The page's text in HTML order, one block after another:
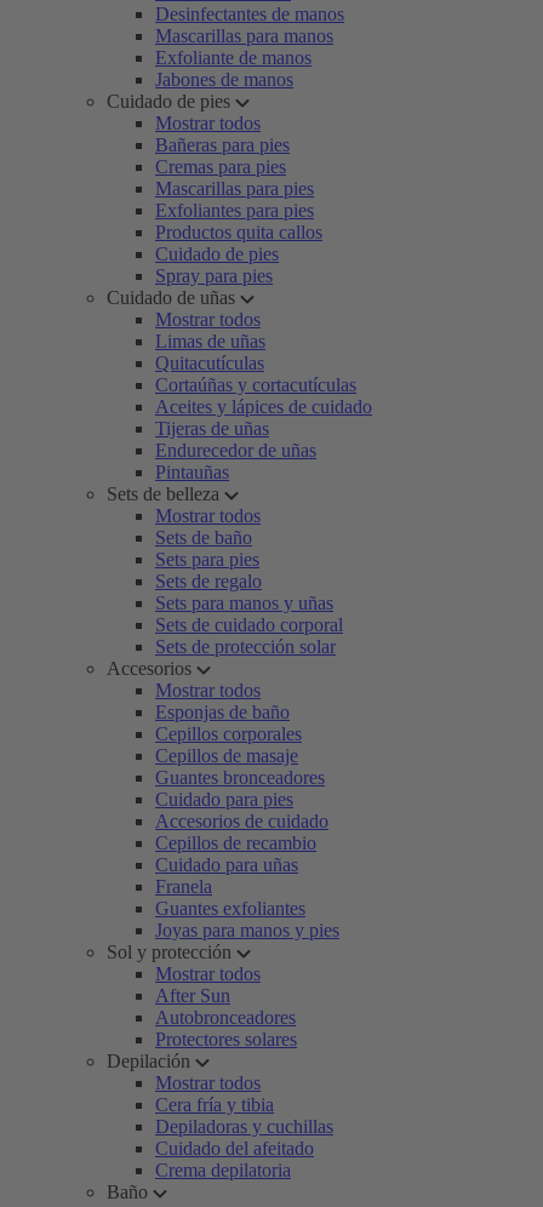
Desinfectantes de manos
Mascarillas para manos
Exfoliante de manos
Jabones de manos
Cuidado de pies
Mostrar todos
Bañeras para pies
Cremas para pies
Mascarillas para pies
Exfoliantes para pies
Productos quita callos
Cuidado de pies
Spray para pies
Cuidado de uñas
Mostrar todos
Limas de uñas
Quitacutículas
Cortaúñas y cortacutículas
Aceites y lápices de cuidado
Tijeras de uñas
Endurecedor de uñas
Pintauñas
Sets de belleza
Mostrar todos
Sets de baño
Sets para pies
Sets de regalo
Sets para manos y uñas
Sets de cuidado corporal
Sets de protección solar
Accesorios
Mostrar todos
Esponjas de baño
Cepillos corporales
Cepillos de masaje
Guantes bronceadores
Cuidado para pies
Accesorios de cuidado
Cepillos de recambio
Cuidado para uñas
Franela
Guantes exfoliantes
Joyas para manos y pies
Sol y protección
Mostrar todos
After Sun
Autobronceadores
Protectores solares
Depilación
Mostrar todos
Cera fría y tibia
Depiladoras y cuchillas
Cuidado del afeitado
Crema depilatoria
Baño